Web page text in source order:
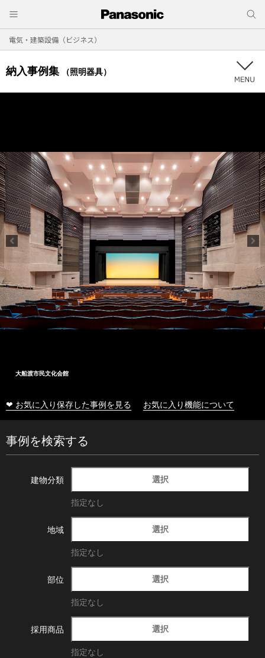
電気・建築設備（ビジネス）
納入事例集 （照明器具）
大船渡市民文化会館
❤ お気に入り保存した事例を見る お気に入り機能について
事例を検索する
建物分類 選択
指定なし
地域 選択
指定なし
部位 選択
指定なし
採用商品 選択
指定なし